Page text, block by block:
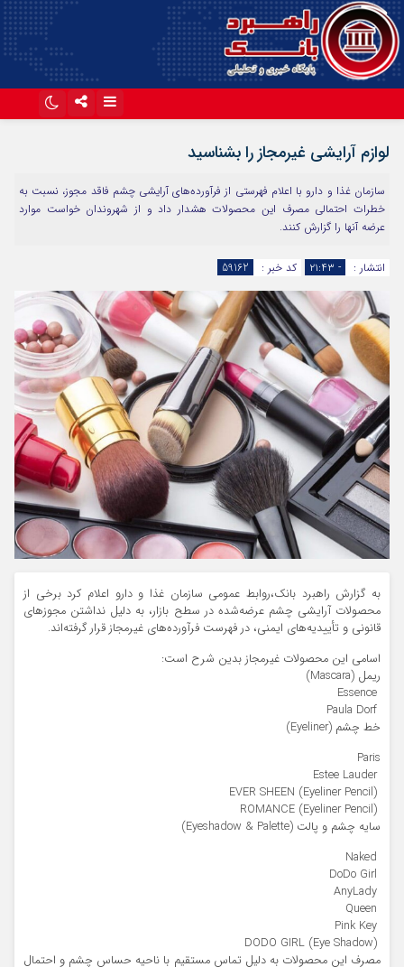
لوازم آرایشی غیرمجاز را بشناسید
سازمان غذا و دارو با اعلام فهرستی از فرآورده‌های آرایشی چشم فاقد مجوز، نسبت به
خطرات احتمالی مصرف این محصولات هشدار داد و از شهروندان خواست موارد
عرضه آنها را گزارش کنند.
انتشار : - ۲۱:۴۳ کد خبر : 59162
به گزارش راهبرد بانک،روابط عمومی سازمان غذا و دارو اعلام کرد برخی از
محصولات آرایشی چشم عرضه‌شده در سطح بازار، به دلیل نداشتن مجوز‌های
قانونی و تأییدیه‌های ایمنی، در فهرست فرآورده‌های غیرمجاز قرار گرفته‌اند.
اسامی این محصولات غیرمجاز بدین شرح است:
ریمل (Mascara)
خط چشم (Eyeliner)
Paris
️ Estee Lauder
سایه چشم و پالت (Eyeshadow & Palette)
مصرف این محصولات به دلیل تماس مستقیم با ناحیه حساس چشم و احتمال